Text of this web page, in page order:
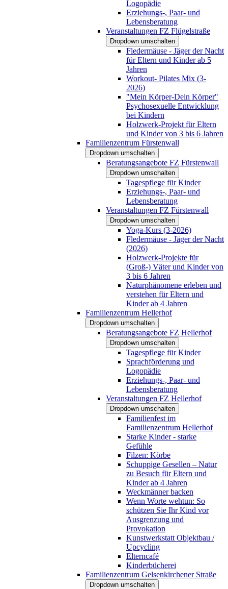
Logopädie
Erziehungs-, Paar- und
Lebensberatung
Veranstaltungen FZ Flügelstraße
Dropdown umschalten
Fledermäuse - Jäger der Nacht
für Eltern und Kinder ab 5
Jahren
Workout- Pilates Mix (3-
2026)
"Mein Körper-Dein Körper"
Psychosexuelle Entwicklung
bei Kindern
Holzwerk-Projekt für Eltern
und Kinder von 3 bis 6 Jahren
Familienzentrum Fürstenwall
Dropdown umschalten
Beratungsangebote FZ Fürstenwall
Dropdown umschalten
Tagespflege für Kinder
Erziehungs-, Paar- und
Lebensberatung
Veranstaltungen FZ Fürstenwall
Dropdown umschalten
Yoga-Kurs (3-2026)
Fledermäuse - Jäger der Nacht
(2026)
Holzwerk-Projekte für
(Groß-) Väter und Kinder von
3 bis 6 Jahren
Naturphänomene erleben und
verstehen für Eltern und
Kinder ab 4 Jahren
Familienzentrum Hellerhof
Dropdown umschalten
Beratungsangebote FZ Hellerhof
Dropdown umschalten
Tagespflege für Kinder
Sprachförderung und
Logopädie
Erziehungs-, Paar- und
Lebensberatung
Veranstaltungen FZ Hellerhof
Dropdown umschalten
Familienfest im
Familienzentrum Hellerhof
Starke Kinder - starke
Gefühle
Filzen: Körbe
Schuppige Gesellen – Natur
zu Besuch für Eltern und
Kinder ab 4 Jahren
Weckmänner backen
Wenn Worte wehtun: So
schützen Sie Ihr Kind vor
Ausgrenzung und
Provokation
Kunstwerkstatt Objektbau /
Upcycling
Elterncafé
Kinderbücherei
Familienzentrum Gelsenkirchener Straße
Dropdown umschalten